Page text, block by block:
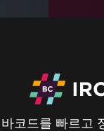
바코드를 빠르고